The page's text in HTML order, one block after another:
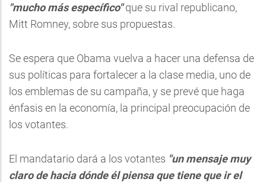
"mucho más específico"que su rival republicano,
Mitt Romney, sobre sus propuestas.
Se espera que Obama vuelva a hacer una defensa de
sus políticas para fortalecer a la clase media, uno de
los emblemas de su campaña, y se prevé que haga
énfasis en la economía, la principal preocupación de
los votantes.
El mandatario dará a los votantes "un mensaje muy
claro de hacia dónde él piensa que tiene que ir el